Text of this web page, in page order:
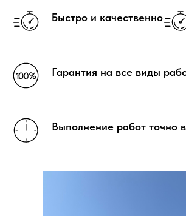
Быстро и качественно
Гарантия на все виды
Выполнение работ точно